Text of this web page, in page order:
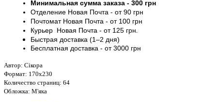
Минимальная сумма заказа - 300 грн
Отделение Новая Почта - от 90 грн
ПочтоматНовая Почта - от 100 грн
Курьер Новая Почта - от 125 грн.
Быстрая доставка (1–2 дня)
Бесплатная доставка - от 3000 грн
Автор: Сікора
Формат: 170х230
Количество страниц: 64
Обложка: М'яка